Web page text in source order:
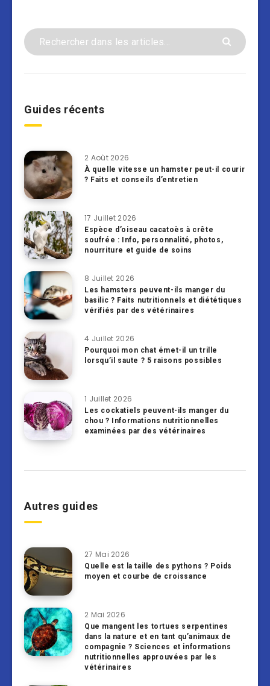
Guides récents
2 Août 2026
À quelle vitesse un hamster peut-il courir
? Faits et conseils d’entretien
17 Juillet 2026
Espèce d’oiseau cacatoès à crête
soufrée : Info, personnalité, photos,
nourriture et guide de soins
8 Juillet 2026
Les hamsters peuvent-ils manger du
basilic ? Faits nutritionnels et diététiques
vérifiés par des vétérinaires
4 Juillet 2026
Pourquoi mon chat émet-il un trille
lorsqu’il saute ? 5 raisons possibles
1 Juillet 2026
Les cockatiels peuvent-ils manger du
chou ? Informations nutritionnelles
examinées par des vétérinaires
Autres guides
27 Mai 2026
Quelle est la taille des pythons ? Poids
moyen et courbe de croissance
2 Mai 2026
Que mangent les tortues serpentines
dans la nature et en tant qu’animaux de
compagnie ? Sciences et informations
nutritionnelles approuvées par les
vétérinaires